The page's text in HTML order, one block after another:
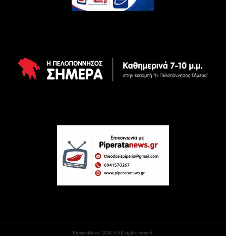
PiperataNews 2024 ©All rights reservd.